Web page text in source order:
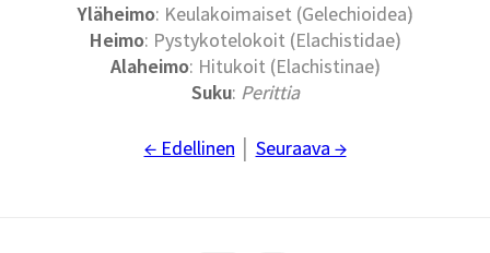
Yläheimo: Keulakoimaiset (Gelechioidea)
Heimo: Pystykotelokoit (Elachistidae)
Alaheimo: Hitukoit (Elachistinae)
Suku: Perittia
← Edellinen Seuraava →